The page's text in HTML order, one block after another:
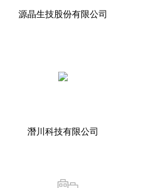
源晶生技股份有限公司
潛川科技有限公司